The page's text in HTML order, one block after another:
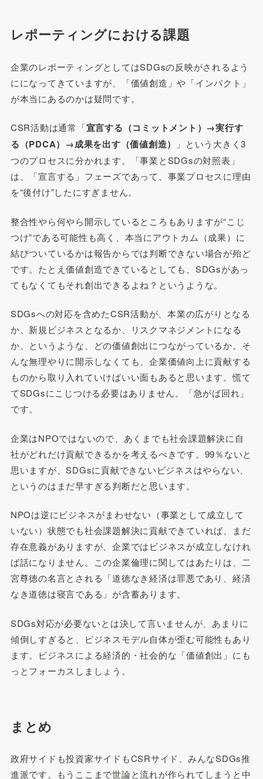
レポーティングにおける課題
企業のレポーティングとしてはSDGsの反映がされるよう
にになってきていますが、「価値創造」や「インパクト」
が本当にあるのかは疑問です。
CSR活動は通常「宣言する（コミットメント）→実行す
る（PDCA）→成果を出す（価値創造）
」という大きく3
つのプロセスに分かれます。「事業とSDGsの対照表」
は、「宣言する」フェーズであって、事業プロセスに理由
を“後付け”したにすぎません。
整合性やら何やら開示しているところもありますが“こじ
つけ”である可能性も高く、本当にアウトカム（成果）に
結びついているかは報告からでは判断できない場合が殆ど
です。たとえ価値創造できているとしても、SDGsがあっ
てもなくてもそれ創出できるよね？というような。
SDGsへの対応を含めたCSR活動が、本業の広がりとなる
か、新規ビジネスとなるか、リスクマネジメントになる
か、というような、どの価値創出につながっているか。そ
んな無理やりに開示しなくても、企業価値向上に貢献する
ものから取り入れていけばいい面もあると思います。慌て
てSDGsにこじつける必要はありません。「急がば回れ」
です。
企業はNPOではないので、あくまでも社会課題解決に自
社がどれだけ貢献できるかを考えるべきです。99％ないと
思いますが、SDGsに貢献できないビジネスはやらない、
というのはまだ早すぎる判断だと思います。
NPOは逆にビジネスがまわせない（事業として成立して
いない）状態でも社会課題解決に貢献できていれば、まだ
存在意義がありますが、企業ではビジネスが成立しなけれ
ば話になりません。この企業倫理に関してはあたりは、二
宮尊徳の名言とされる「道徳なき経済は罪悪であり、経済
なき道徳は寝言である」が含蓄あります。
SDGs対応が必要ないとは決して言いませんが、あまりに
傾倒しすぎると、ビジネスモデル自体が歪む可能性もあり
ます。ビジネスによる経済的・社会的な「価値創出」にも
っとフォーカスしましょう。
まとめ
政府サイドも投資家サイドもCSRサイド、みんなSDGs推
進派です。もうここまで世論と流れが作られてしまうと中